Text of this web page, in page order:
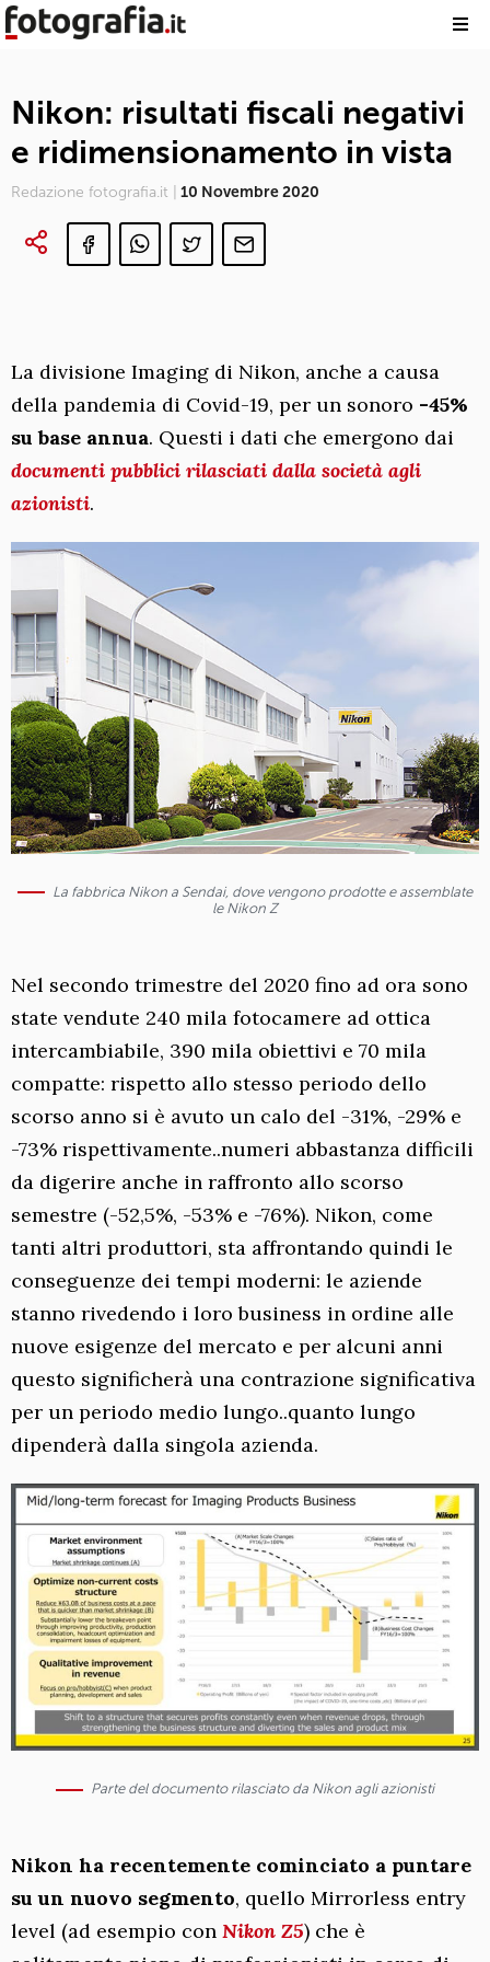
Nikon: risultati fiscali negativi
e ridimensionamento in vista
Redazione fotografia.it | 10 Novembre 2020
La divisione Imaging di Nikon, anche a causa
della pandemia di Covid-19, per un sonoro -45%
su base annua. Questi i dati che emergono dai
documenti pubblici rilasciati dalla società agli
azionisti.
La fabbrica Nikon a Sendai, dove vengono prodotte e assemblate
le Nikon Z
Nel secondo trimestre del 2020 fino ad ora sono
state vendute 240 mila fotocamere ad ottica
intercambiabile, 390 mila obiettivi e 70 mila
compatte: rispetto allo stesso periodo dello
scorso anno si è avuto un calo del -31%, -29% e
-73% rispettivamente..numeri abbastanza difficili
da digerire anche in raffronto allo scorso
semestre (-52,5%, -53% e -76%). Nikon, come
tanti altri produttori, sta affrontando quindi le
conseguenze dei tempi moderni: le aziende
stanno rivedendo i loro business in ordine alle
nuove esigenze del mercato e per alcuni anni
questo significherà una contrazione significativa
per un periodo medio lungo..quanto lungo
dipenderà dalla singola azienda.
Parte del documento rilasciato da Nikon agli azionisti
Nikon ha recentemente cominciato a puntare
su un nuovo segmento, quello Mirrorless entry
level (ad esempio con Nikon Z5) che è